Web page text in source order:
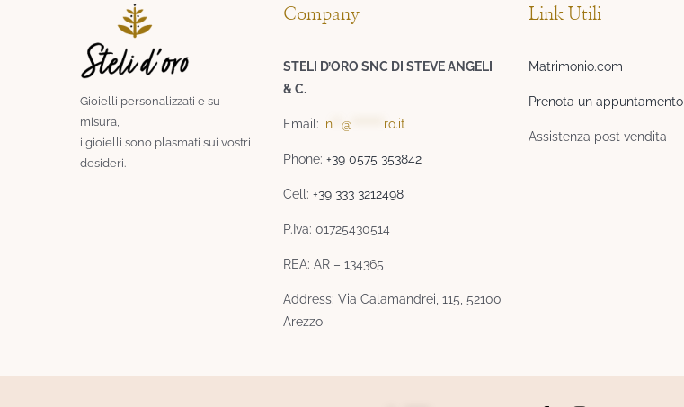
Gioielli personalizzati e su
misura,
i gioielli sono plasmati sui vostri
desideri.​
Company
STELI D’ORO SNC DI STEVE ANGELI
& C.
Email: in **@ ro.it
Phone:+39 0575 353842
Cell:+39 333 3212498
P.Iva: 01725430514
REA: AR – 134365
Address: Via Calamandrei, 115, 52100
Arezzo
Link Utili
Matrimonio.com
Prenota un appuntamento
Assistenza post vendita